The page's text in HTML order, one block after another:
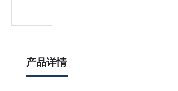
产品详情